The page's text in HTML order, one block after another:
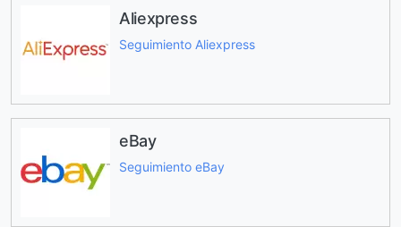
Aliexpress
Seguimiento Aliexpress
eBay
Seguimiento eBay